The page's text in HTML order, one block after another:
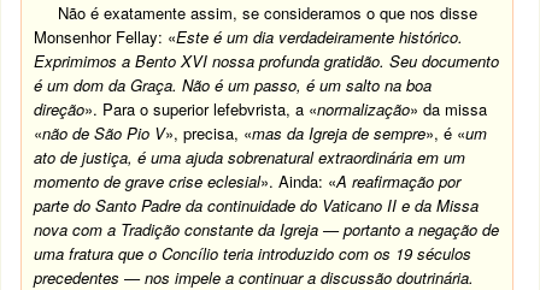
Não é exatamente assim, se consideramos o que nos disse
Monsenhor Fellay: «Este é um dia verdadeiramente histórico.
Exprimimos a Bento XVI nossa profunda gratidão. Seu documento
é um dom da Graça. Não é um passo, é um salto na boa
direção». Para o superior lefebvrista, a «normalização» da missa
«não de São Pio V», precisa, «mas da Igreja de sempre», é «um
ato de justiça, é uma ajuda sobrenatural extraordinária em um
momento de grave crise eclesial». Ainda: «A reafirmação por
parte do Santo Padre da continuidade do Vaticano II e da Missa
nova com a Tradição constante da Igreja — portanto a negação de
uma fratura que o Concílio teria introduzido com os 19 séculos
precedentes — nos impele a continuar a discussão doutrinária.